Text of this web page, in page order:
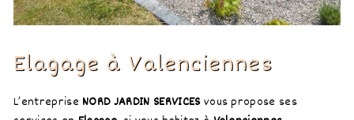
Elagage à Valenciennes
L’entreprise NORD JARDIN SERVICESvous propose ses